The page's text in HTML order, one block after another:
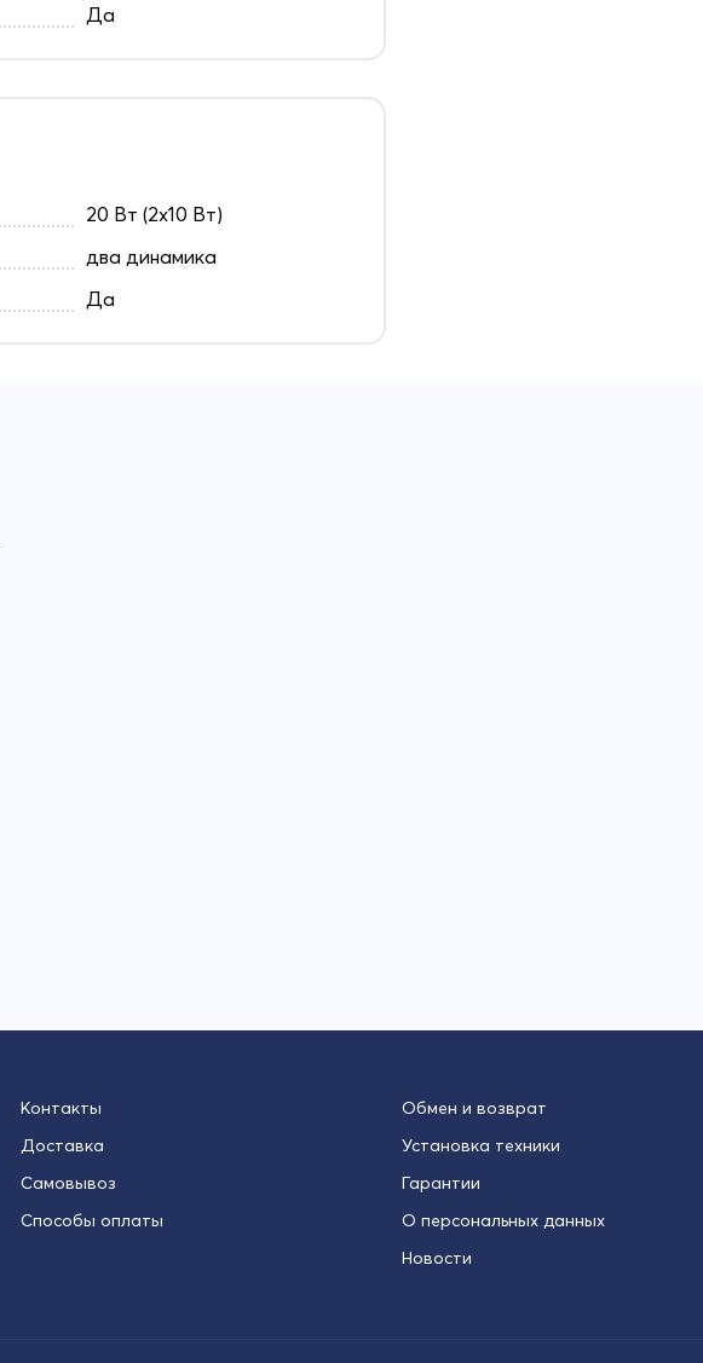
Да
20 Вт (2х10 Вт)
два динамика
Да
Контакты
Доставка
Самовывоз
Способы оплаты
Обмен и возврат
Установка техники
Гарантии
О персональных данных
Новости